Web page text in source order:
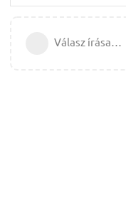
Válasz írása…